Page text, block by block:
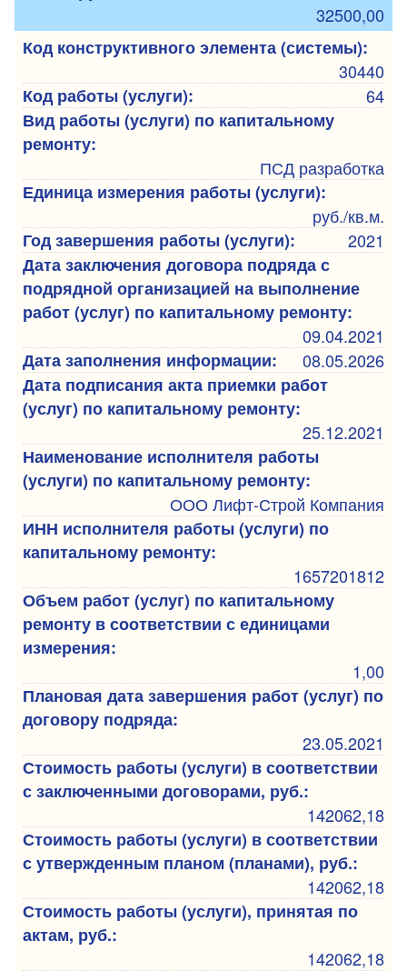
32500,00
Код конструктивного элемента (системы):
30440
Код работы (услуги):
64
Вид работы (услуги) по капитальному
ремонту:
ПСД разработка
Единица измерения работы (услуги):
руб./кв.м.
Год завершения работы (услуги):
2021
Дата заключения договора подряда с
подрядной организацией на выполнение
работ (услуг) по капитальному ремонту:
09.04.2021
Дата заполнения информации:
08.05.2026
Дата подписания акта приемки работ
(услуг) по капитальному ремонту:
25.12.2021
Наименование исполнителя работы
(услуги) по капитальному ремонту:
ООО Лифт-Строй Компания
ИНН исполнителя работы (услуги) по
капитальному ремонту:
1657201812
Объем работ (услуг) по капитальному
ремонту в соответствии с единицами
измерения:
1,00
Плановая дата завершения работ (услуг) по
договору подряда:
23.05.2021
Стоимость работы (услуги) в соответствии
с заключенными договорами, руб.:
142062,18
Стоимость работы (услуги) в соответствии
с утвержденным планом (планами), руб.:
142062,18
Стоимость работы (услуги), принятая по
актам, руб.:
142062,18